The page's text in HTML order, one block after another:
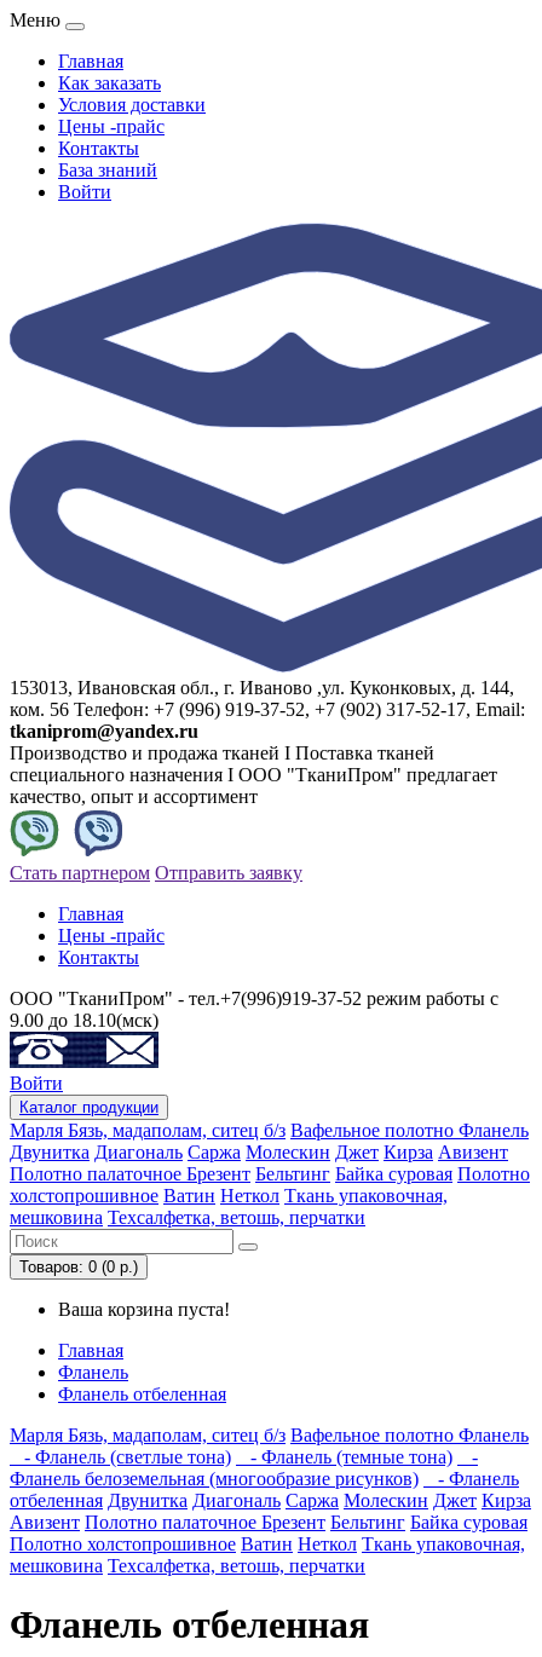
Меню
Главная
Как заказать
Условия доставки
Цены -прайс
Контакты
База знаний
Войти
153013, Ивановская обл., г. Иваново ,ул. Куконковых, д. 144,
ком. 56 Телефон: +7 (996) 919-37-52, +7 (902) 317-52-17, Email:
tkaniprom@yandex.ru
Производство и продажа тканей I Поставка тканей
специального назначения I ООО "ТканиПром" предлагает
качество, опыт и ассортимент
Стать партнером Отправить заявку
Главная
Цены -прайс
Контакты
ООО "ТканиПром" - тел.+7(996)919-37-52 режим работы с
9.00 до 18.10(мск)
Войти
Каталог продукции
Марля Бязь, мадаполам, ситец б/з Вафельное полотно Фланель
Двунитка Диагональ Саржа Молескин Джет Кирза Авизент
Полотно палаточное Брезент Бельтинг Байка суровая Полотно
холстопрошивное Ватин Неткол Ткань упаковочная,
мешковина Техсалфетка, ветошь, перчатки
Товаров: 0 (0 р.)
Ваша корзина пуста!
Главная
Фланель
Фланель отбеленная
Марля Бязь, мадаполам, ситец б/з Вафельное полотно Фланель
- Фланель (светлые тона)
- Фланель (темные тона)
-
Фланель белоземельная (многообразие рисунков)
- Фланель
отбеленная Двунитка Диагональ Саржа Молескин Джет Кирза
Авизент Полотно палаточное Брезент Бельтинг Байка суровая
Полотно холстопрошивное Ватин Неткол Ткань упаковочная,
мешковина Техсалфетка, ветошь, перчатки
Фланель отбеленная